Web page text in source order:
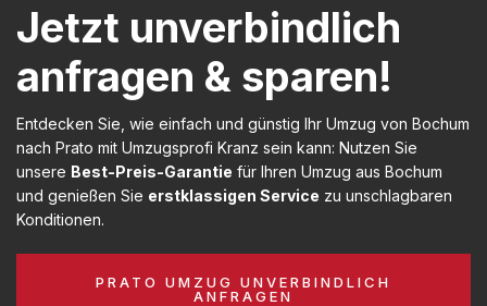
Jetzt unverbindlich
anfragen & sparen!
Entdecken Sie, wie einfach und günstig Ihr Umzug von Bochum
nach Prato mit Umzugsprofi Kranz sein kann: Nutzen Sie
unsere Best-Preis-Garantie für Ihren Umzug aus Bochum
und genießen Sie erstklassigen Service zu unschlagbaren
Konditionen.
PRATO UMZUG UNVERBINDLICH
ANFRAGEN